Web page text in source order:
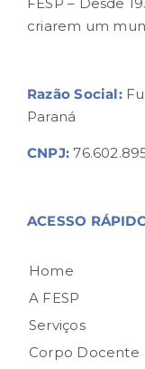
criarem um
Razão Social:
Paraná
CNPJ:
ACESSO
Home
A FESP
Serviços
Corpo Docente